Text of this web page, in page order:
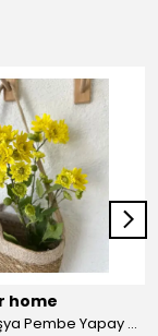
home
1. Kalite Fuşya Pembe Yapay Kasımpatı Dalı Çiçeği 80 cm - Sarı